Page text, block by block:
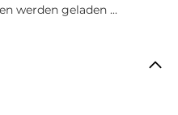
werden geladen ...